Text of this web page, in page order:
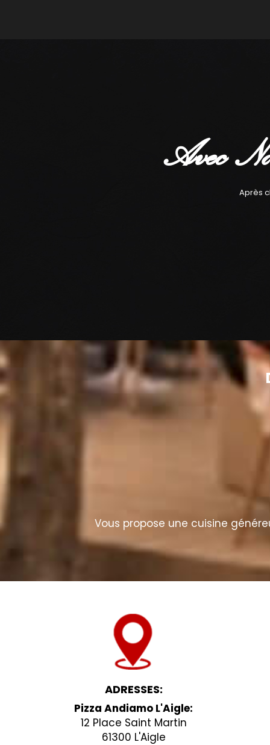
Avec
Après
Vous propose une cuisine
ADRESSES:
Pizza Andiamo L'Aigle:
12 Place Saint Martin
61300 L'Aigle